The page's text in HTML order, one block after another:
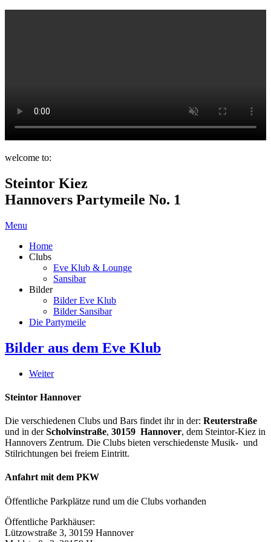
welcome to:
Steintor Kiez
Hannovers Partymeile No. 1
Menu
Home
Clubs
Eve Klub & Lounge
Sansibar
Bilder
Bilder Eve Klub
Bilder Sansibar
Die Partymeile
Bilder aus dem Eve Klub
Weiter
Steintor Hannover
Die verschiedenen Clubs und Bars findet ihr in der: Reuterstraße
und in derScholvinstraße, 30159 Hannover, dem Steintor-Kiez in
Hannovers Zentrum. Die Clubs bieten verschiedenste Musik- und
Stilrichtungen bei freiem Eintritt.
Anfahrt mit dem PKW
Öffentliche Parkplätze rund um die Clubs vorhanden
Öffentliche Parkhäuser:
Lützowstraße 3, 30159 Hannover